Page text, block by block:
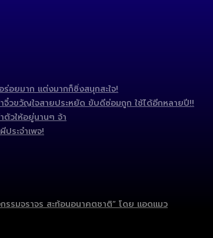
อยมาก แต่งมากก็ซิ่งสนุกสะใจ!
จิ๋วขวัญใจสายประหยัด ขับดีซ่อมถูก ใช้ได้อีกหลายปี!!
ตัวให้อยู่นานๆ จ้า
ระจำเพจ!
รรมจราจร สะท้อนอนาคตชาติ” โดย แอดแมว